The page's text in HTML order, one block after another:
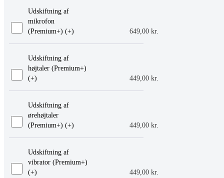
Udskiftning af
mikrofon
(Premium+) (+
649,00 kr.
)
Udskiftning af
højtaler (Premium+)
(+
449,00 kr.
)
Udskiftning af
ørehøjtaler
(Premium+) (+
449,00 kr.
)
Udskiftning af
vibrator (Premium+)
(+
449,00 kr.
)